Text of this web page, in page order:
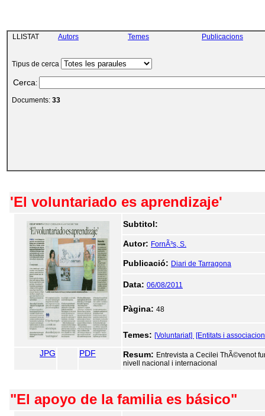
LLISTAT Autors Temes Publicacions
Tipus de cerca
Cerca:
Documents: 33
'El voluntariado es aprendizaje'
Subtitol:
Autor: FornÃ³s, S.
Publicació: Diari de Tarragona
Data: 06/08/2011
Pàgina: 48
Temes: [Voluntariat] [Entitats i
JPG PDF Resum: Entrevista a Cecilei ThÃ©venot
nivell nacional i internacional
"El apoyo de la familia es básico"